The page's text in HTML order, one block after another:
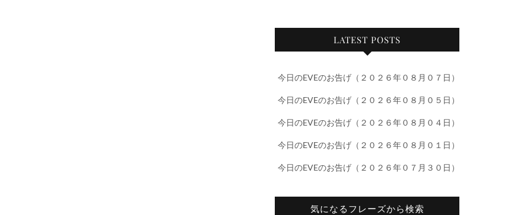
LATEST POSTS
今日のEVEのお告げ（２０２６年０８月０７日）
今日のEVEのお告げ（２０２６年０８月０５日）
今日のEVEのお告げ（２０２６年０８月０４日）
今日のEVEのお告げ（２０２６年０８月０１日）
今日のEVEのお告げ（２０２６年０７月３０日）
気になるフレーズから検索